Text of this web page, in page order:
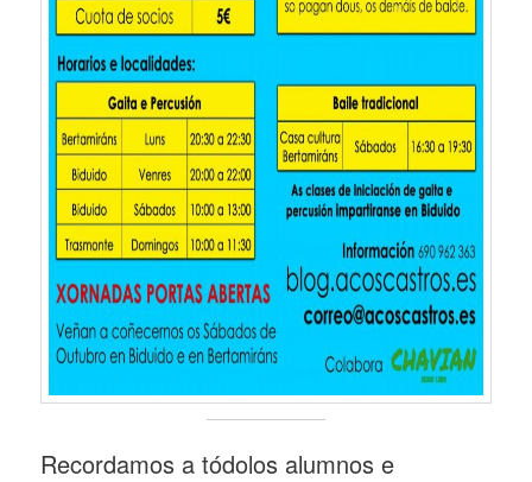
Recordamos a tódolos alumnos e